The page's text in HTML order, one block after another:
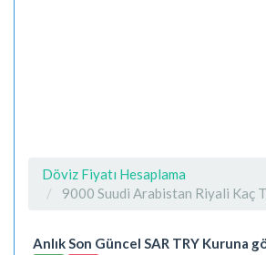
Döviz Fiyatı Hesaplama
9000 Suudi Arabistan Riyali Kaç
Anlık Son Güncel SAR TRY Kuruna